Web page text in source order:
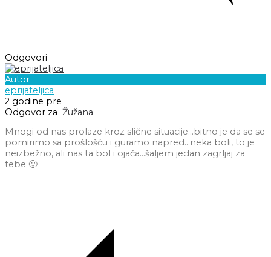
Odgovori
Autor
eprijateljica
2 godine pre
Odgovor za Žužana
Mnogi od nas prolaze kroz slične situacije…bitno je da se se
pomirimo sa prošlošću i guramo napred…neka boli, to je
neizbežno, ali nas ta bol i ojača…šaljem jedan zagrljaj za
tebe 🙂